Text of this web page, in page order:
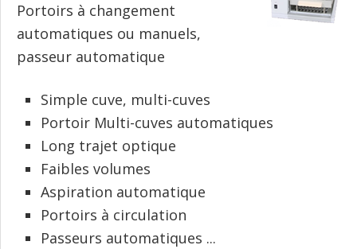
Portoirs à changement
automatiques ou manuels,
passeur automatique
Simple cuve, multi-cuves
Portoir Multi-cuves automatiques
Long trajet optique
Faibles volumes
Aspiration automatique
Portoirs à circulation
Passeurs automatiques ...